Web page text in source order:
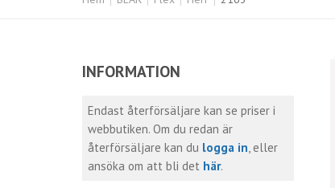
INFORMATION
Endast återförsäljare kan se priser i
webbutiken. Om du redan är
återförsäljare kan du logga in, eller
ansöka om att bli det här.